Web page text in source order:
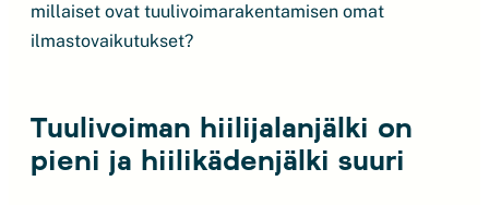
millaiset ovat tuulivoimarakentamisen omat
ilmastovaikutukset?
Tuulivoiman hiilijalanjälki on
pieni ja hiilikädenjälki suuri